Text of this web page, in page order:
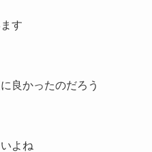
す
良かったのだろう
よね